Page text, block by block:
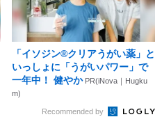
「イソジン®クリアうがい薬」と
いっしょに「うがいパワー」で
一年中！ 健やか PR(iNova｜Hugku
m)
Recommended by